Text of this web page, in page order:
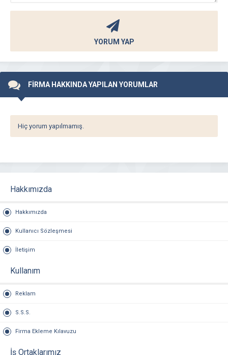
YORUM YAP
FİRMA HAKKINDA YAPILAN YORUMLAR
Hiç yorum yapılmamış.
Hakkımızda
Hakkımızda
Kullanıcı Sözleşmesi
İletişim
Kullanım
Reklam
S.S.S.
Firma Ekleme Kılavuzu
İş Ortaklarımız